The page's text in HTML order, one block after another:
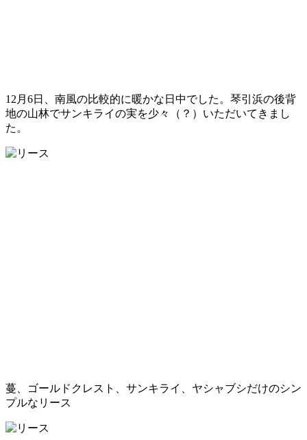
12月6日、南風の比較的に暖かな日中でした。琴引浜の後背
地の山林でサンキライの実を少々（？）いただいてきまし
た。
蔓、ゴールドクレスト、サンキライ、ヤシャブシだけのシン
プルなリース